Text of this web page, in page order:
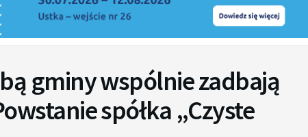
gminy wspólnie zadbają
spółka „Czyste